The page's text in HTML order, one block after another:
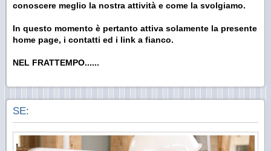
conoscere meglio la nostra attività e come la svolgiamo.
In questo momento è pertanto attiva solamente la presente
home page, i contatti ed i link a fianco.
NEL FRATTEMPO......
SE: